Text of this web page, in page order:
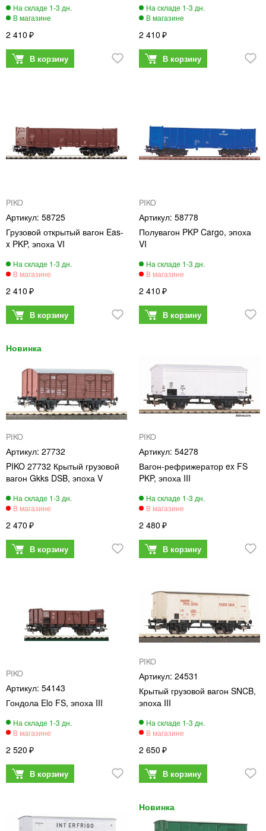
2 410 2 410
PIKO
58725
Грузовой открытый вагон Eas-
x PKP, эпоха VI
2 410
PIKO
58778
Полувагон PKP Cargo, эпоха
VI
2 410
PIKO
27732
PIKO 27732 Крытый грузовой
вагон Gkks DSB, эпоха V
2 470
PIKO
54278
Вагон-рефрижератор ex FS
PKP, эпоха III
2 480
PIKO
54143
Гондола Elo FS, эпоха III
2 520
PIKO
24531
Крытый грузовой вагон SNCB,
эпоха III
2 650